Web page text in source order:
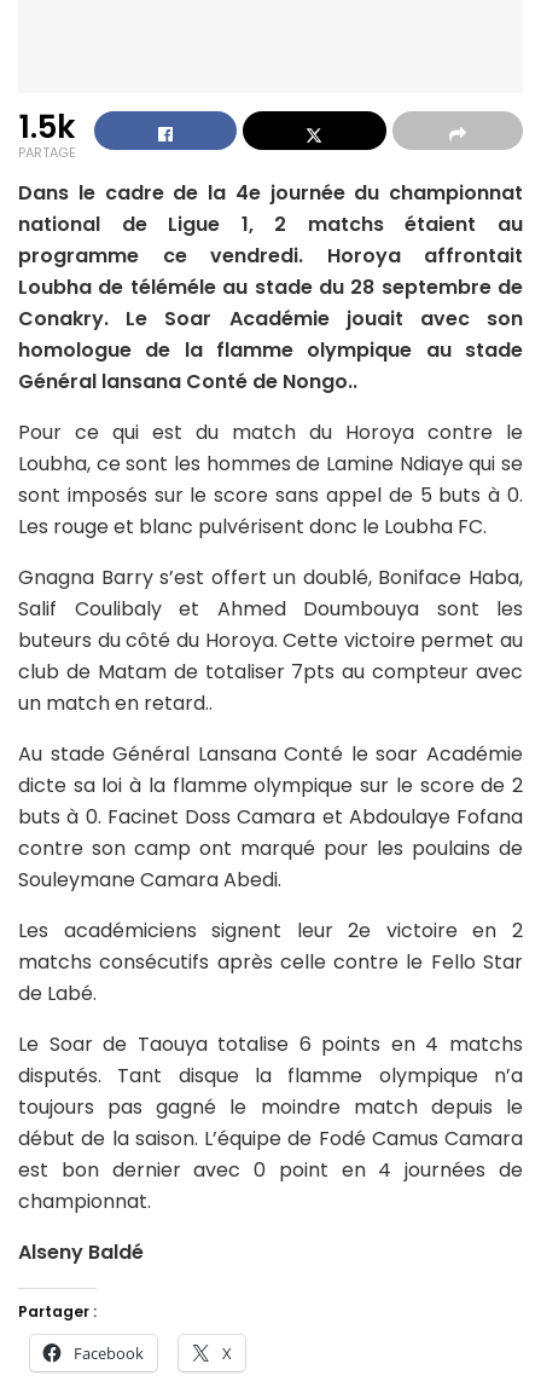
1.5k
PARTAGE
Dans le cadre de la 4e journée du championnat
national de Ligue 1, 2 matchs étaient au
programme ce vendredi. Horoya affrontait
Loubha de téléméle au stade du 28 septembre de
Conakry. Le Soar Académie jouait avec son
homologue de la flamme olympique au stade
Général lansana Conté de Nongo..
Pour ce qui est du match du Horoya contre le
Loubha, ce sont les hommes de Lamine Ndiaye qui se
sont imposés sur le score sans appel de 5 buts à 0.
Les rouge et blanc pulvérisent donc le Loubha FC.
Gnagna Barry s’est offert un doublé, Boniface Haba,
Salif Coulibaly et Ahmed Doumbouya sont les
buteurs du côté du Horoya. Cette victoire permet au
club de Matam de totaliser 7pts au compteur avec
un match en retard..
Au stade Général Lansana Conté le soar Académie
dicte sa loi à la flamme olympique sur le score de 2
buts à 0. Facinet Doss Camara et Abdoulaye Fofana
contre son camp ont marqué pour les poulains de
Souleymane Camara Abedi.
Les académiciens signent leur 2e victoire en 2
matchs consécutifs après celle contre le Fello Star
de Labé.
Le Soar de Taouya totalise 6 points en 4 matchs
disputés. Tant disque la flamme olympique n’a
toujours pas gagné le moindre match depuis le
début de la saison. L’équipe de Fodé Camus Camara
est bon dernier avec 0 point en 4 journées de
championnat.
Alseny Baldé
Partager :
Facebook X